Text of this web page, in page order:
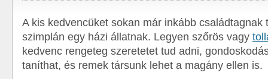
A kis kedvencüket sokan már inkább családtagnak
szimplán egy házi állatnak. Legyen szőrös vagy
kedvenc rengeteg szeretetet tud adni,
taníthat, és remek társunk lehet a magány ellen is.